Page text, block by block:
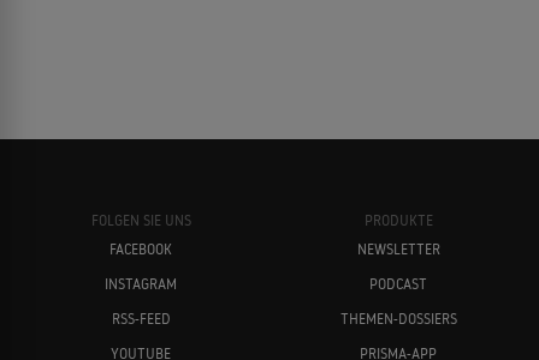
FOLGEN SIE UNS
FACEBOOK
INSTAGRAM
RSS-FEED
YOUTUBE
PRODUKTE
NEWSLETTER
PODCAST
THEMEN-DOSSIERS
PRISMA-APP